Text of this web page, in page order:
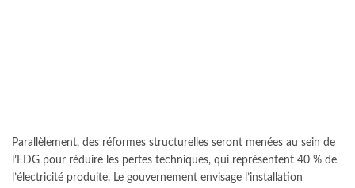
Parallèlement, des réformes structurelles seront menées au sein de
l’EDG pour réduire les pertes techniques, qui représentent 40 % de
l’électricité produite. Le gouvernement envisage l’installation